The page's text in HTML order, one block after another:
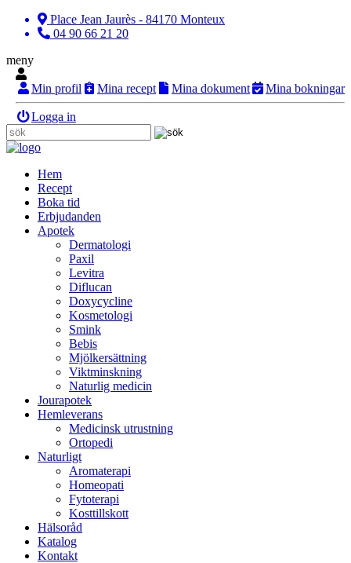
Place Jean Jaurès - 84170 Monteux
04 90 66 21 20
meny
Min profil Mina recept Mina dokument Mina bokningar
Logga in
Hem
Recept
Boka tid
Erbjudanden
Apotek
Dermatologi
Paxil
Levitra
Diflucan
Doxycycline
Kosmetologi
Smink
Bebis
Mjölkersättning
Viktminskning
Naturlig medicin
Jourapotek
Hemleverans
Medicinsk utrustning
Ortopedi
Naturligt
Aromaterapi
Homeopati
Fytoterapi
Kosttillskott
Hälsoråd
Katalog
Kontakt